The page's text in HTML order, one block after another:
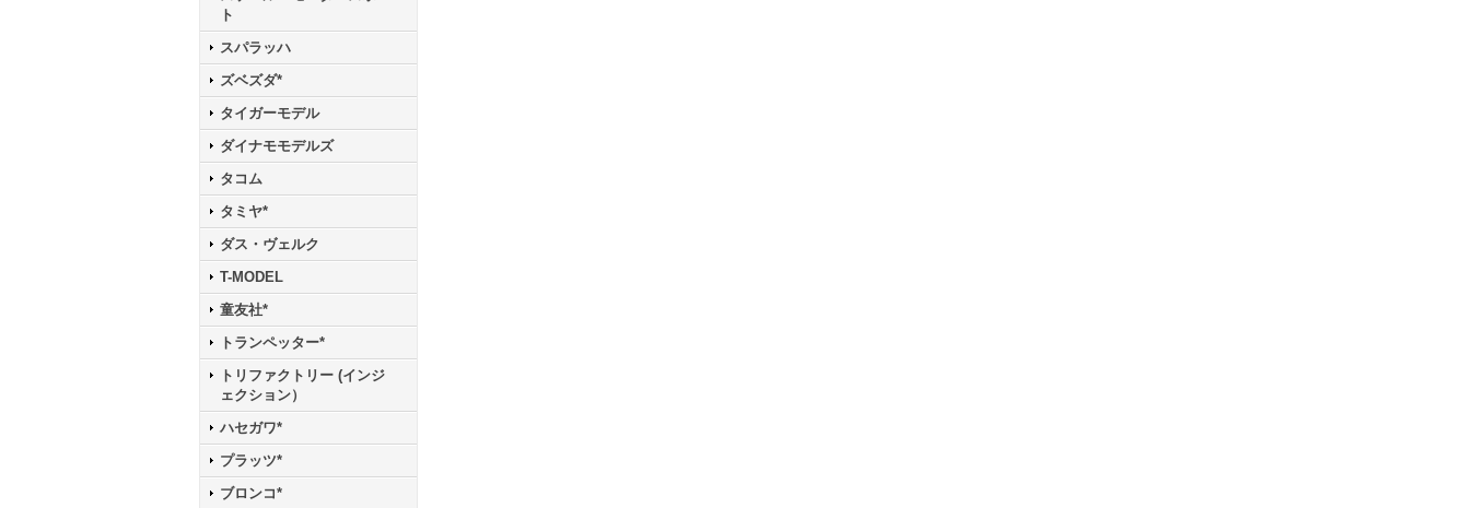
ト
スパラッハ
ズベズダ*
タイガーモデル
ダイナモモデルズ
タコム
タミヤ*
ダス・ヴェルク
T-MODEL
童友社*
トランペッター*
トリファクトリー (インジ
ェクション）
ハセガワ*
プラッツ*
ブロンコ*